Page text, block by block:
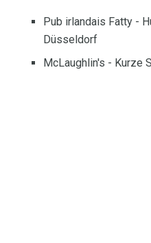
Pub irlandais Fatty -
Düsseldorf
McLaughlin's - Kurze